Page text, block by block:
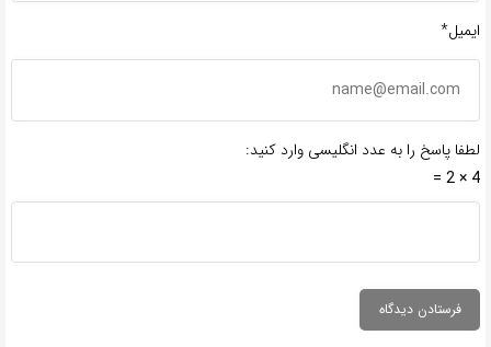
ایمیل*
لطفا پاسخ را به عدد انگلیسی وارد کنید:
4 × 2 =